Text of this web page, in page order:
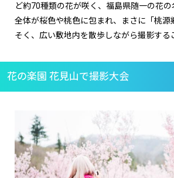
ど約70種類の花が咲く、福島県随一の花
全体が桜色や桃色に包まれ、まさに「桃源
そく、広い敷地内を散歩しながら撮影する
花の楽園 花見山で撮影大会